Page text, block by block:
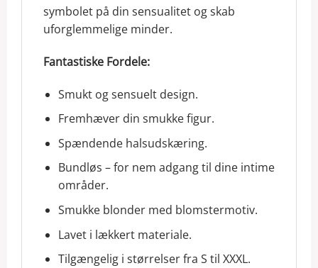
symbolet på din sensualitet og skab
uforglemmelige minder.
Fantastiske Fordele:
Smukt og sensuelt design.
Fremhæver din smukke figur.
Spændende halsudskæring.
Bundløs – for nem adgang til dine intime
områder.
Smukke blonder med blomstermotiv.
Lavet i lækkert materiale.
Tilgængelig i størrelser fra S til XXXL.